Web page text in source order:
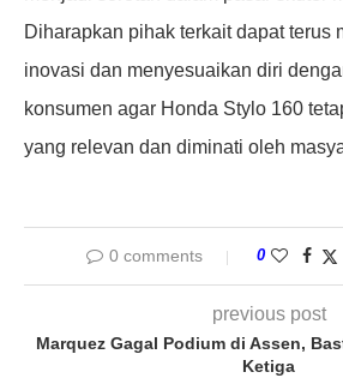
Diharapkan pihak terkait dapat terus
inovasi dan menyesuaikan diri
konsumen agar Honda Stylo 160
yang relevan dan diminati oleh
0 comments 0
previous post
Marquez Gagal Podium di Assen,
Ketiga